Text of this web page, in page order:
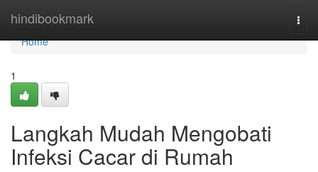
hindibookmark
Home
Home
1
Langkah Mudah Mengobati
Infeksi Cacar di Rumah